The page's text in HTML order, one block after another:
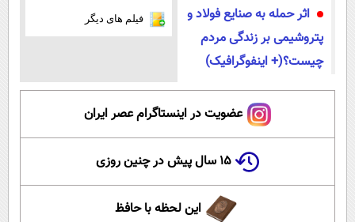
اثر حمله به صنایع فولاد و
پتروشیمی بر زندگی مردم
چیست؟(+ اینفوگرافیک)
فیلم های دیگر
عضویت در اینستاگرام عصر ایران
۱۵ سال پیش در چنین روزی
این لحظه با حافظ